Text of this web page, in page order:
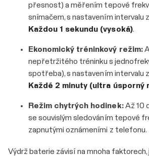
přesnost) a měřením tepové
snímačem, s nastavením intervalu
Každou 1 sekundu (vysoká).
Ekonomický tréninkový režim:
nepřetržitého tréninku s
spotřeba), s nastavením intervalu
Každé 2 minuty (ultra úsporný
Režim chytrých hodinek:Až 10
se souvislým sledováním tepové
zapnutými oznámeními z telefonu.
Výdrž baterie závisí na mnoha faktorech,